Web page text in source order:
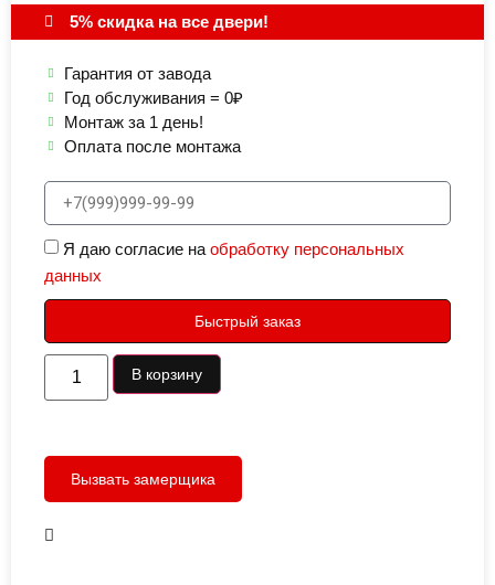
5% скидка на все двери!
Гарантия от завода
Год обслуживания = 0₽
Монтаж за 1 день!
Оплата после монтажа
Я даю согласие наобработку персональных
данных
Быстрый заказ
В корзину
Вызвать замерщика